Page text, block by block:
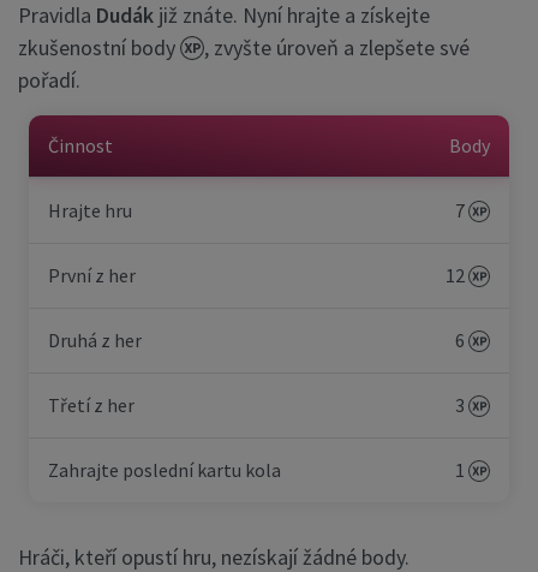
Pravidla Dudák již znáte. Nyní hrajte a získejte
zkušenostní body
, zvyšte úroveň a zlepšete své
pořadí.
Činnost Body
Hrajte hru 7
První z her 12
Druhá z her 6
Třetí z her 3
Zahrajte poslední kartu kola 1
Hráči, kteří opustí hru, nezískají žádné body.